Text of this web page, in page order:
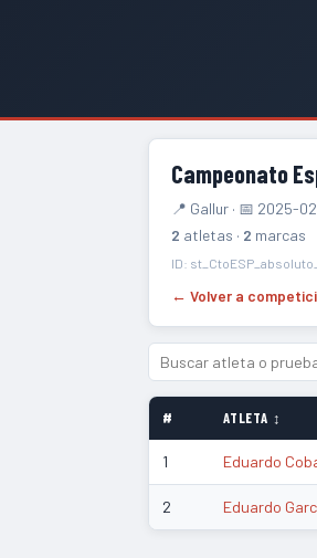
Campeonato
📍 Gallur · 📅 2025-
2 atletas · 2 marcas
ID:
← Volver a
# ATLETA ↕
1 Eduardo
2 Eduardo